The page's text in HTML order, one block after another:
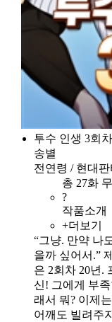
투수 인생 3회
송별
전연령 / 현대
총 27화
?
작품소개
+더보기
“그냥. 만약 나
을까 싶어서.”
은 2회차 20년.
신! 그에게 부
래서 뭐? 이제
어깨도 빌려주